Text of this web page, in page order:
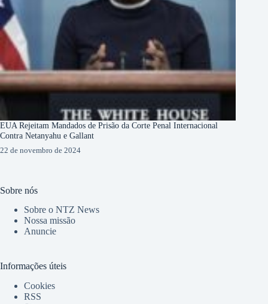
EUA Rejeitam Mandados de Prisão da Corte Penal Internacional
Contra Netanyahu e Gallant
22 de novembro de 2024
Sobre nós
Sobre o NTZ News
Nossa missão
Anuncie
Informações úteis
Cookies
RSS